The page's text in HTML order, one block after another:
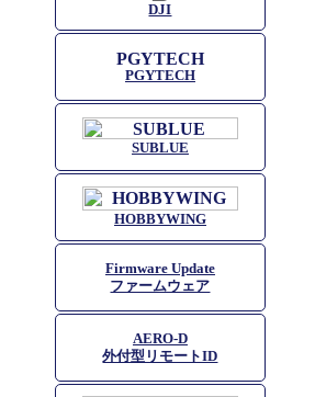
DJI
PGYTECH
SUBLUE
HOBBYWING
Firmware Update
ファームウェア
AERO-D
外付型リモートID